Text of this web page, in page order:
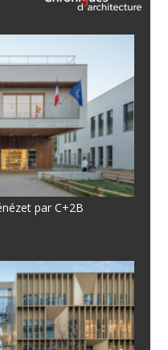
par C+2B